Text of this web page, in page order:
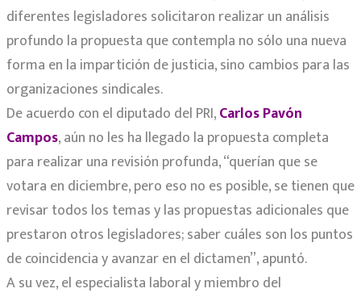
diferentes legisladores solicitaron realizar un análisis
profundo la propuesta que contempla no sólo una nueva
forma en la impartición de justicia, sino cambios para las
organizaciones sindicales.
De acuerdo con el diputado del PRI,Carlos Pavón
Campos, aún no les ha llegado la propuesta completa
para realizar una revisión profunda, “querían que se
votara en diciembre, pero eso no es posible, se tienen que
revisar todos los temas y las propuestas adicionales que
prestaron otros legisladores; saber cuáles son los puntos
de coincidencia y avanzar en el dictamen”, apuntó.
A su vez, el especialista laboral y miembro del